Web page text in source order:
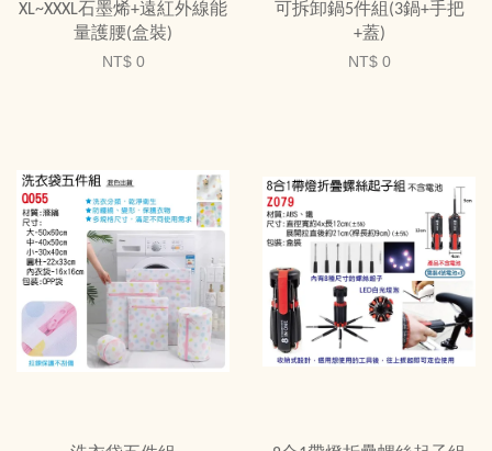
XL~XXXL石墨烯+遠紅外線能
量護腰(盒裝)
NT$ 0
可拆卸鍋5件組(3鍋+手把
+蓋)
NT$ 0